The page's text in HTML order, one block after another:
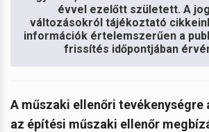
évvel ezelőtt született. A
változásokról tájékoztató
információk értelemszerűen a
frissítés időpontjában
A műszaki ellenőri tevékenységre
az építési műszaki ellenőr